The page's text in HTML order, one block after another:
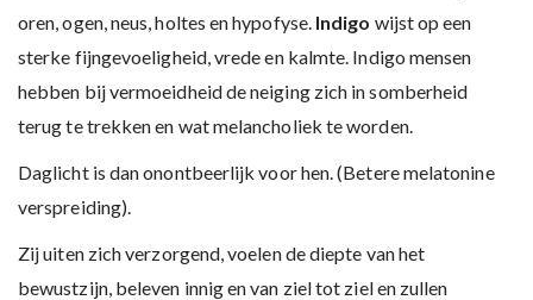
oren, ogen, neus, holtes en hypofyse. Indigo wijst op een
sterke fijngevoeligheid, vrede en kalmte. Indigo mensen
hebben bij vermoeidheid de neiging zich in somberheid
terug te trekken en wat melancholiek te worden.
Daglicht is dan onontbeerlijk voor hen. (Betere melatonine
verspreiding).
Zij uiten zich verzorgend, voelen de diepte van het
bewustzijn, beleven innig en van ziel tot ziel en zullen